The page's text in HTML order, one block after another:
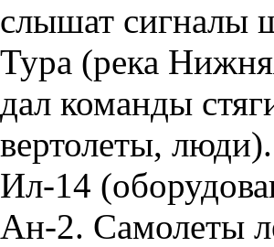
слышат сигналы
Тура (река
дал команды
вертолеты,
Ил-14
Ан-2. Самолеты